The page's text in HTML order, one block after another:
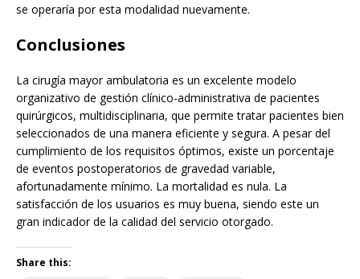
se operaría por esta modalidad nuevamente.
Conclusiones
La cirugía mayor ambulatoria es un excelente modelo
organizativo de gestión clínico-administrativa de pacientes
quirúrgicos, multidisciplinaria, que permite tratar pacientes bien
seleccionados de una manera eficiente y segura. A pesar del
cumplimiento de los requisitos óptimos, existe un porcentaje
de eventos postoperatorios de gravedad variable,
afortunadamente mínimo. La mortalidad es nula. La
satisfacción de los usuarios es muy buena, siendo este un
gran indicador de la calidad del servicio otorgado.
Share this: